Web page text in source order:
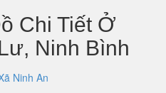
Chi Tiết Ở
Ninh Bình
Ninh An